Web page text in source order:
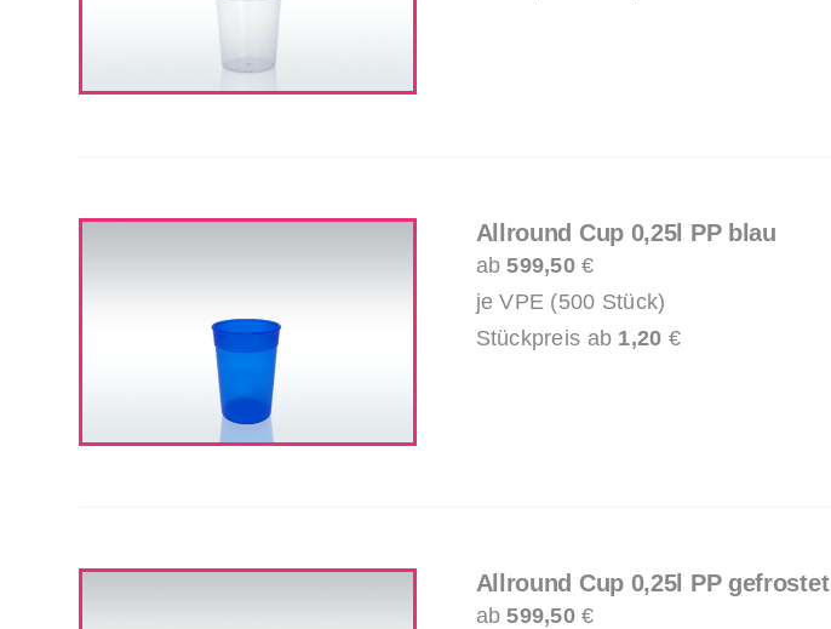
Allround Cup 0,25l PP blau
ab599,50€
je VPE (500 Stück)
Stückpreis ab 1,20 €
Allround Cup 0,25l PP gefrostet
ab599,50€